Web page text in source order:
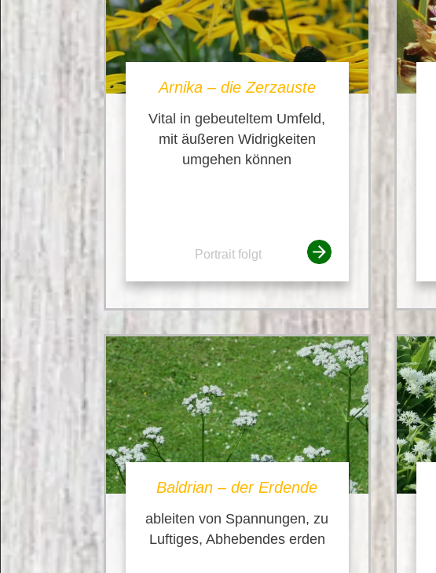
Arnika – die Zerzauste
Vital in gebeuteltem Umfeld,
mit äußeren Widrigkeiten
umgehen können
Portrait folgt
Baldrian – der Erdende
ableiten von Spannungen, zu
Luftiges, Abhebendes erden